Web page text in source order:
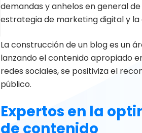
demandas y anhelos en general
estrategia de marketing digital y la
La construcción de un blog es un
lanzando el contenido apropiado
redes sociales, se positiviza el
público.
Expertos en la
de contenido